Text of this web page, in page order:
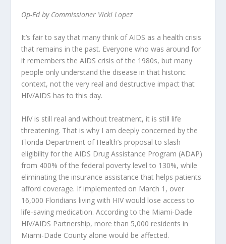
Op-Ed by Commissioner Vicki Lopez
It’s fair to say that many think of AIDS as a health crisis
that remains in the past. Everyone who was around for
it remembers the AIDS crisis of the 1980s, but many
people only understand the disease in that historic
context, not the very real and destructive impact that
HIV/AIDS has to this day.
HIV is still real and without treatment, it is still life
threatening. That is why I am deeply concerned by the
Florida Department of Health’s proposal to slash
eligibility for the AIDS Drug Assistance Program (ADAP)
from 400% of the federal poverty level to 130%, while
eliminating the insurance assistance that helps patients
afford coverage. If implemented on March 1, over
16,000 Floridians living with HIV would lose access to
life-saving medication. According to the Miami-Dade
HIV/AIDS Partnership, more than 5,000 residents in
Miami-Dade County alone would be affected.